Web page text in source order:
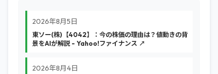
2026年8月5日
東ソー(株)【4042】：今の株価の理由は？値動きの背
景をAIが解説 - Yahoo!ファイナンス ↗
2026年8月4日